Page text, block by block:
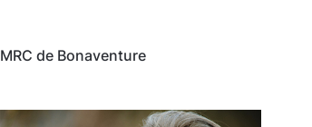
MRC de Bonaventure